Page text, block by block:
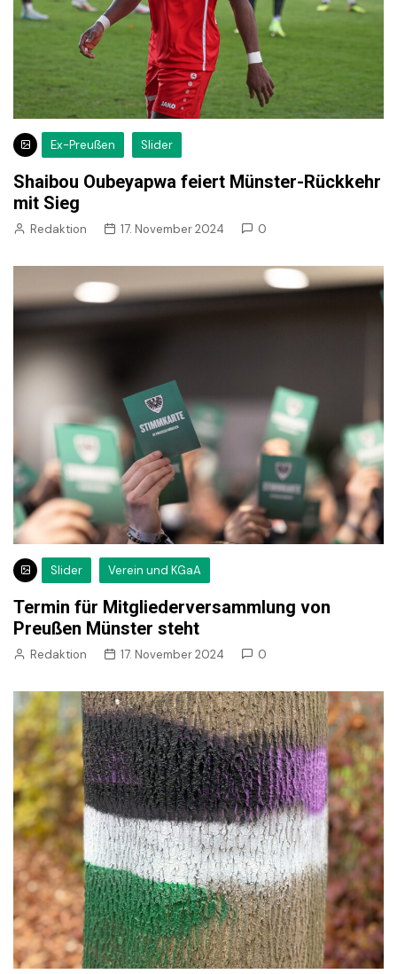
Ex-Preußen Slider
Shaibou Oubeyapwa feiert Münster-Rückkehr
mit Sieg
Redaktion 17. November 2024 0
Slider Verein und KGaA
Termin für Mitgliederversammlung von
Preußen Münster steht
Redaktion 17. November 2024 0